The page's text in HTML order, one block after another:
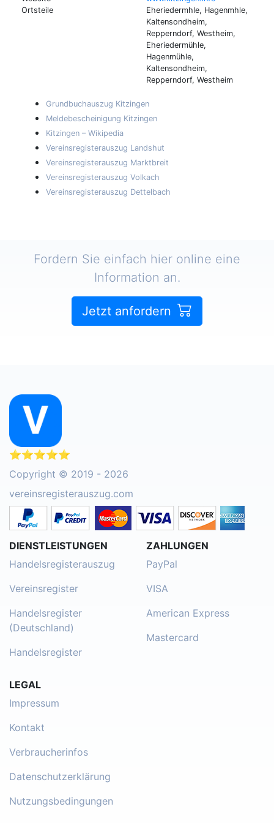
Ortsteile
Eheriedermhle, Hagenmhle,
Kaltensondheim,
Repperndorf, Westheim,
Eheriedermühle,
Hagenmühle,
Kaltensondheim,
Repperndorf, Westheim
Grundbuchauszug Kitzingen
Meldebescheinigung Kitzingen
Kitzingen – Wikipedia
Vereinsregisterauszug Landshut
Vereinsregisterauszug Marktbreit
Vereinsregisterauszug Volkach
Vereinsregisterauszug Dettelbach
Fordern Sie einfach hier online eine
Information an.
Jetzt anfordern
⭐⭐⭐⭐⭐
Copyright © 2019 - 2026
vereinsregisterauszug.com
DIENSTLEISTUNGEN
Handelsregisterauszug
Vereinsregister
Handelsregister
(Deutschland)
Handelsregister
ZAHLUNGEN
PayPal
VISA
American Express
Mastercard
LEGAL
Impressum
Kontakt
Verbraucherinfos
Datenschutzerklärung
Nutzungsbedingungen